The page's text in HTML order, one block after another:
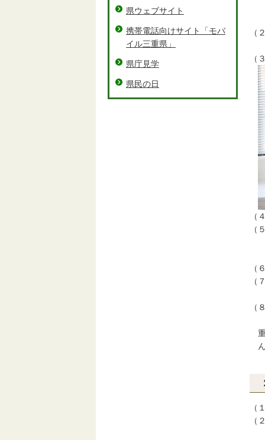
（
（
（
（
（
（
※
（
記
重
ん
（
（
県ウェブサイト
携帯電話向けサイト「モバ
イル三重県」
県庁見学
県民の日